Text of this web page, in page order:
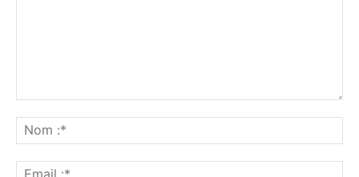
:*